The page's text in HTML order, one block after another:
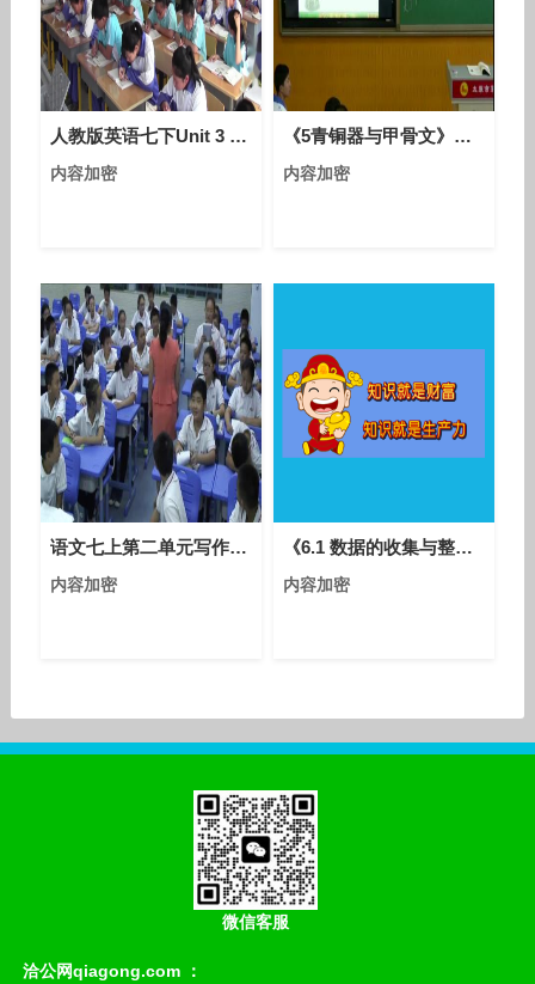
人教版英语七下Unit 3 Section B（3a-3b self check）课堂视频实录（陈杰）
内容加密
《5青铜器与甲骨文》课堂教学视频实录-部编版初中历史七年级上册
内容加密
语文七上第二单元写作《学会记事-巧设悬念起波澜》课堂教学视频实录-邱建红
内容加密
《6.1 数据的收集与整理》课堂教学视频实录-浙教版初中数学七年级下册
内容加密
微信客服
洽公网qiagong.com ：